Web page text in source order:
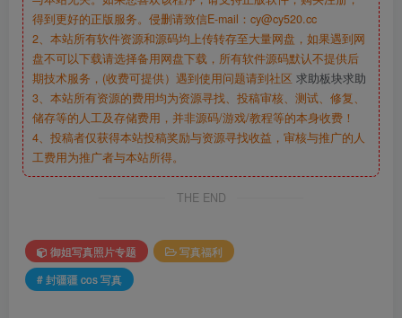
得到更好的正版服务。侵删请致信E-mail：cy@cy520.cc
2、本站所有软件资源和源码均上传转存至大量网盘，如果遇到网
盘不可以下载请选择备用网盘下载，所有软件源码默认不提供后
期技术服务，(收费可提供）遇到使用问题请到社区 求助板块求助
3、本站所有资源的费用均为资源寻找、投稿审核、测试、修复、
储存等的人工及存储费用，并非源码/游戏/教程等的本身收费！
4、投稿者仅获得本站投稿奖励与资源寻找收益，审核与推广的人
工费用为推广者与本站所得。
THE END
御姐写真照片专题
写真福利
# 封疆疆 cos 写真